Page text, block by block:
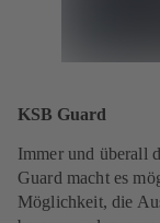
KSB Guard
Immer und überall
Guard macht es
Möglichkeit, die